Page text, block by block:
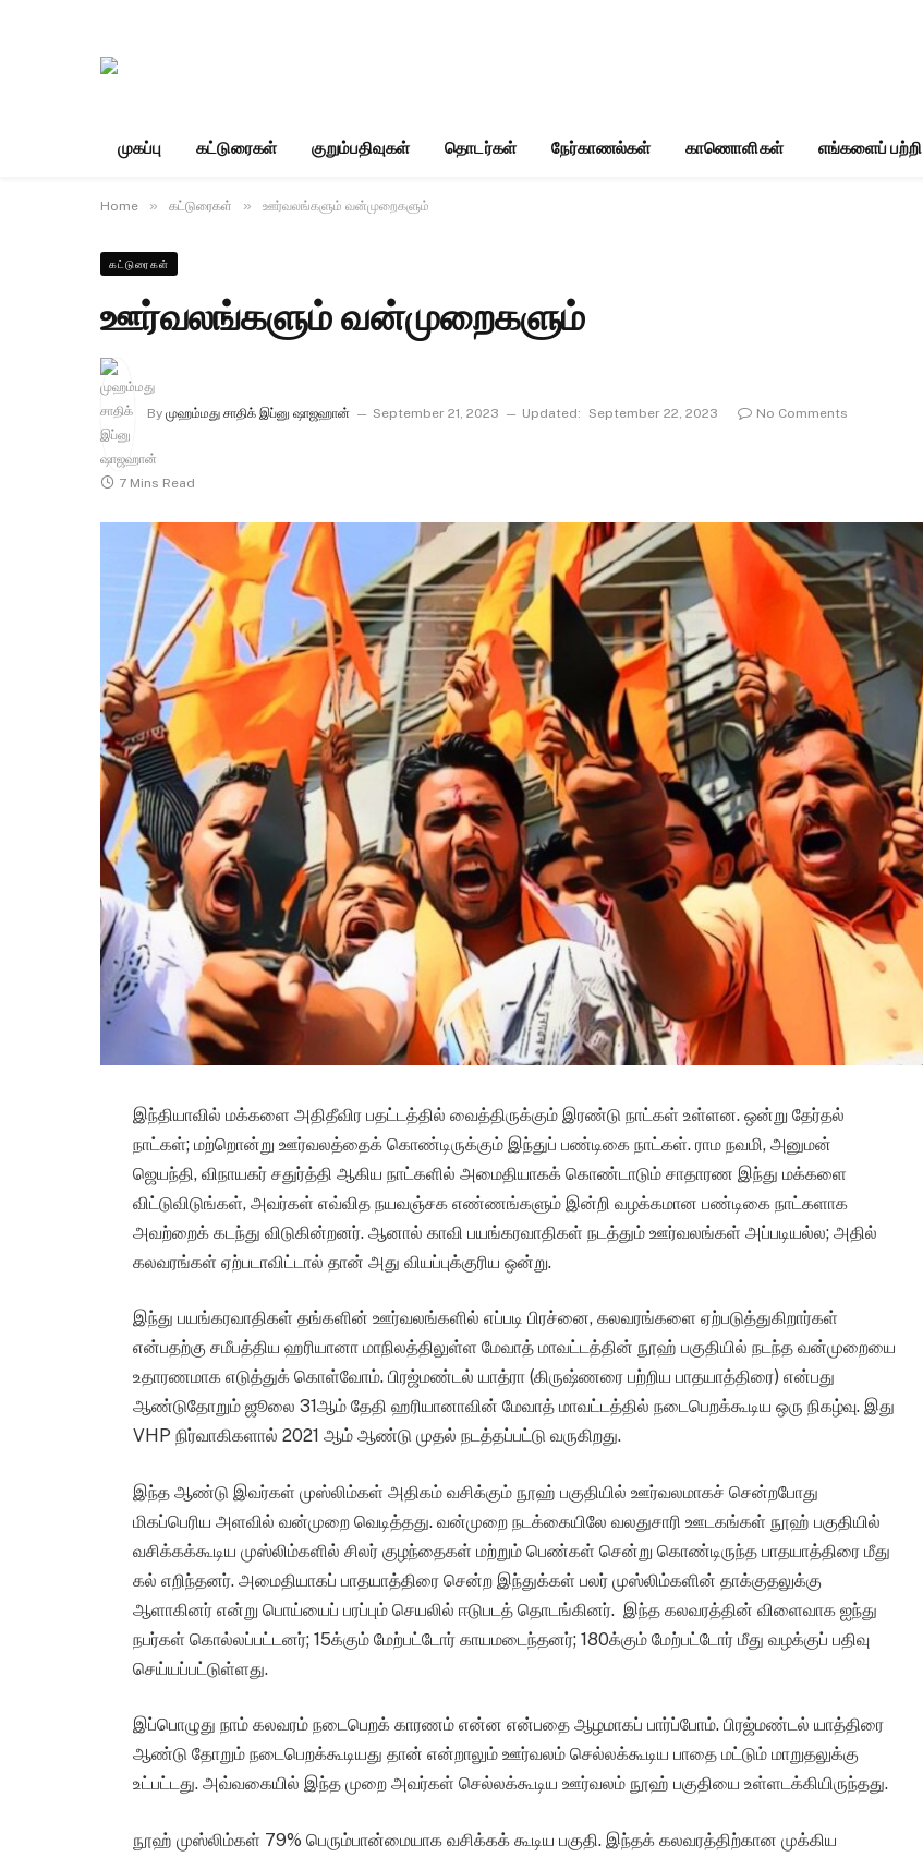
முகப்பு கட்டுரைகள் குறும்பதிவுகள் தொடர்கள் நேர்காணல்கள் காணொளிகள் எங்களைப் பற்றி
Home » கட்டுரைகள் » ஊர்வலங்களும் வன்முறைகளும்
கட்டுரைகள்
ஊர்வலங்களும் வன்முறைகளும்
By முஹம்மது சாதிக் இப்னு ஷாஜஹான் September 21, 2023 Updated: September 22, 2023 No Comments
7 Mins Read
இந்தியாவில் மக்களை அதிதீவிர பதட்டத்தில் வைத்திருக்கும் இரண்டு நாட்கள் உள்ளன. ஒன்று தேர்தல்
நாட்கள்; மற்றொன்று ஊர்வலத்தைக் கொண்டிருக்கும் இந்துப் பண்டிகை நாட்கள். ராம நவமி, அனுமன்
ஜெயந்தி, விநாயகர் சதுர்த்தி ஆகிய நாட்களில் அமைதியாகக் கொண்டாடும் சாதாரண இந்து மக்களை
விட்டுவிடுங்கள், அவர்கள் எவ்வித நயவஞ்சக எண்ணங்களும் இன்றி வழக்கமான பண்டிகை நாட்களாக
அவற்றைக் கடந்து விடுகின்றனர். ஆனால் காவி பயங்கரவாதிகள் நடத்தும் ஊர்வலங்கள் அப்படியல்ல; அதில்
கலவரங்கள் ஏற்படாவிட்டால் தான் அது வியப்புக்குரிய ஒன்று.
இந்து பயங்கரவாதிகள் தங்களின் ஊர்வலங்களில் எப்படி பிரச்னை, கலவரங்களை ஏற்படுத்துகிறார்கள்
என்பதற்கு சமீபத்திய ஹரியானா மாநிலத்திலுள்ள மேவாத் மாவட்டத்தின் நூஹ் பகுதியில் நடந்த வன்முறையை
உதாரணமாக எடுத்துக் கொள்வோம். பிரஜ்மண்டல் யாத்ரா (கிருஷ்ணரை பற்றிய பாதயாத்திரை) என்பது
ஆண்டுதோறும் ஜூலை 31ஆம் தேதி ஹரியானாவின் மேவாத் மாவட்டத்தில் நடைபெறக்கூடிய ஒரு நிகழ்வு. இது
VHP நிர்வாகிகளால் 2021 ஆம் ஆண்டு முதல் நடத்தப்பட்டு வருகிறது.
இந்த ஆண்டு இவர்கள் முஸ்லிம்கள் அதிகம் வசிக்கும் நூஹ் பகுதியில் ஊர்வலமாகச் சென்றபோது
மிகப்பெரிய அளவில் வன்முறை வெடித்தது. வன்முறை நடக்கையிலே வலதுசாரி ஊடகங்கள் நூஹ் பகுதியில்
வசிக்கக்கூடிய முஸ்லிம்களில் சிலர் குழந்தைகள் மற்றும் பெண்கள் சென்று கொண்டிருந்த பாதயாத்திரை மீது
கல் எறிந்தனர். அமைதியாகப் பாதயாத்திரை சென்ற இந்துக்கள் பலர் முஸ்லிம்களின் தாக்குதலுக்கு
ஆளாகினர் என்று பொய்யைப் பரப்பும் செயலில் ஈடுபடத் தொடங்கினர். இந்த கலவரத்தின் விளைவாக ஐந்து
நபர்கள் கொல்லப்பட்டனர்; 15க்கும் மேற்பட்டோர் காயமடைந்தனர்; 180க்கும் மேற்பட்டோர் மீது வழக்குப் பதிவு
செய்யப்பட்டுள்ளது.
இப்பொழுது நாம் கலவரம் நடைபெறக் காரணம் என்ன என்பதை ஆழமாகப் பார்ப்போம். பிரஜ்மண்டல் யாத்திரை
ஆண்டு தோறும் நடைபெறக்கூடியது தான் என்றாலும் ஊர்வலம் செல்லக்கூடிய பாதை மட்டும் மாறுதலுக்கு
உட்பட்டது. அவ்வகையில் இந்த முறை அவர்கள் செல்லக்கூடிய ஊர்வலம் நூஹ் பகுதியை உள்ளடக்கியிருந்தது.
நூஹ் முஸ்லிம்கள் 79% பெரும்பான்மையாக வசிக்கக் கூடிய பகுதி. இந்தக் கலவரத்திற்கான முக்கிய